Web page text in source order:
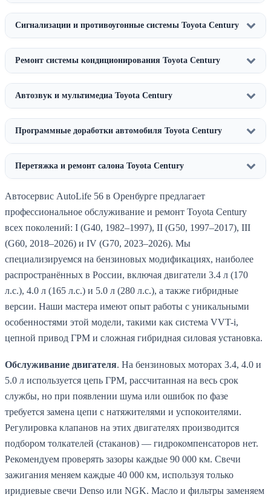
Сигнализации и противоугонные системы Toyota Century
Ремонт системы кондиционирования Toyota Century
Автозвук и мультимедиа Toyota Century
Программные доработки автомобиля Toyota Century
Перетяжка и ремонт салона Toyota Century
Автосервис AutoLife 56 в Оренбурге предлагает
профессиональное обслуживание и ремонт Toyota Century
всех поколений: I (G40, 1982–1997), II (G50, 1997–2017), III
(G60, 2018–2026) и IV (G70, 2023–2026). Мы
специализируемся на бензиновых модификациях, наиболее
распространённых в России, включая двигатели 3.4 л (170
л.с.), 4.0 л (165 л.с.) и 5.0 л (280 л.с.), а также гибридные
версии. Наши мастера имеют опыт работы с уникальными
особенностями этой модели, такими как система VVT-i,
цепной привод ГРМ и сложная гибридная силовая установка.
Обслуживание двигателя. На бензиновых моторах 3.4, 4.0 и
5.0 л используется цепь ГРМ, рассчитанная на весь срок
службы, но при появлении шума или ошибок по фазе
требуется замена цепи с натяжителями и успокоителями.
Регулировка клапанов на этих двигателях производится
подбором толкателей (стаканов) — гидрокомпенсаторов нет.
Рекомендуем проверять зазоры каждые 90 000 км. Свечи
зажигания меняем каждые 40 000 км, используя только
иридиевые свечи Denso или NGK. Масло и фильтры заменяем